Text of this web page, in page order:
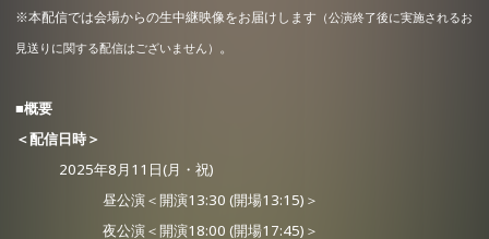
※本配信では会場からの生中継映像をお届けします （公演終了後に実施されるお
見送りに関する配信はございません） 。
■概要
＜配信日時＞
2025年8月11日(月・祝)
昼公演＜開演13:30 (開場13:15)＞
夜公演＜開演18:00 (開場17:45)＞